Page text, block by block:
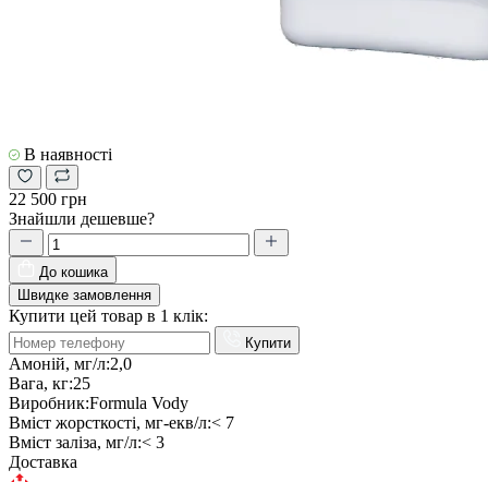
В наявності
22 500 грн
Знайшли дешевше?
До кошика
Швидке замовлення
Купити цей товар в 1 клік:
Купити
Амоній, мг/л:2,0
Вага, кг:25
Виробник:Formula Vody
Вміст жорсткості, мг-екв/л:< 7
Вміст заліза, мг/л:< 3
Доставка